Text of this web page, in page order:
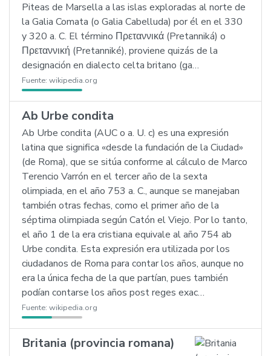
Piteas de Marsella a las islas exploradas al norte de
la Galia Comata (o Galia Cabelluda) por él en el 330
y 320 a. C. El término Πρεταννικά (Pretanniká) o
Πρεταννική (Pretanniké), proviene quizás de la
designación en dialecto celta britano (ga…
Fuente: wikipedia.org
Ab Urbe condita
Ab Urbe condita (AUC o a. U. c) es una expresión
latina que significa «desde la fundación de la Ciudad»
(de Roma), que se sitúa conforme al cálculo de Marco
Terencio Varrón en el tercer año de la sexta
olimpiada, en el año 753 a. C., aunque se manejaban
también otras fechas, como el primer año de la
séptima olimpiada según Catón el Viejo. Por lo tanto,
el año 1 de la era cristiana equivale al año 754 ab
Urbe condita. Esta expresión era utilizada por los
ciudadanos de Roma para contar los años, aunque no
era la única fecha de la que partían, pues también
podían contarse los años post reges exac…
Fuente: wikipedia.org
Britania (provincia romana)